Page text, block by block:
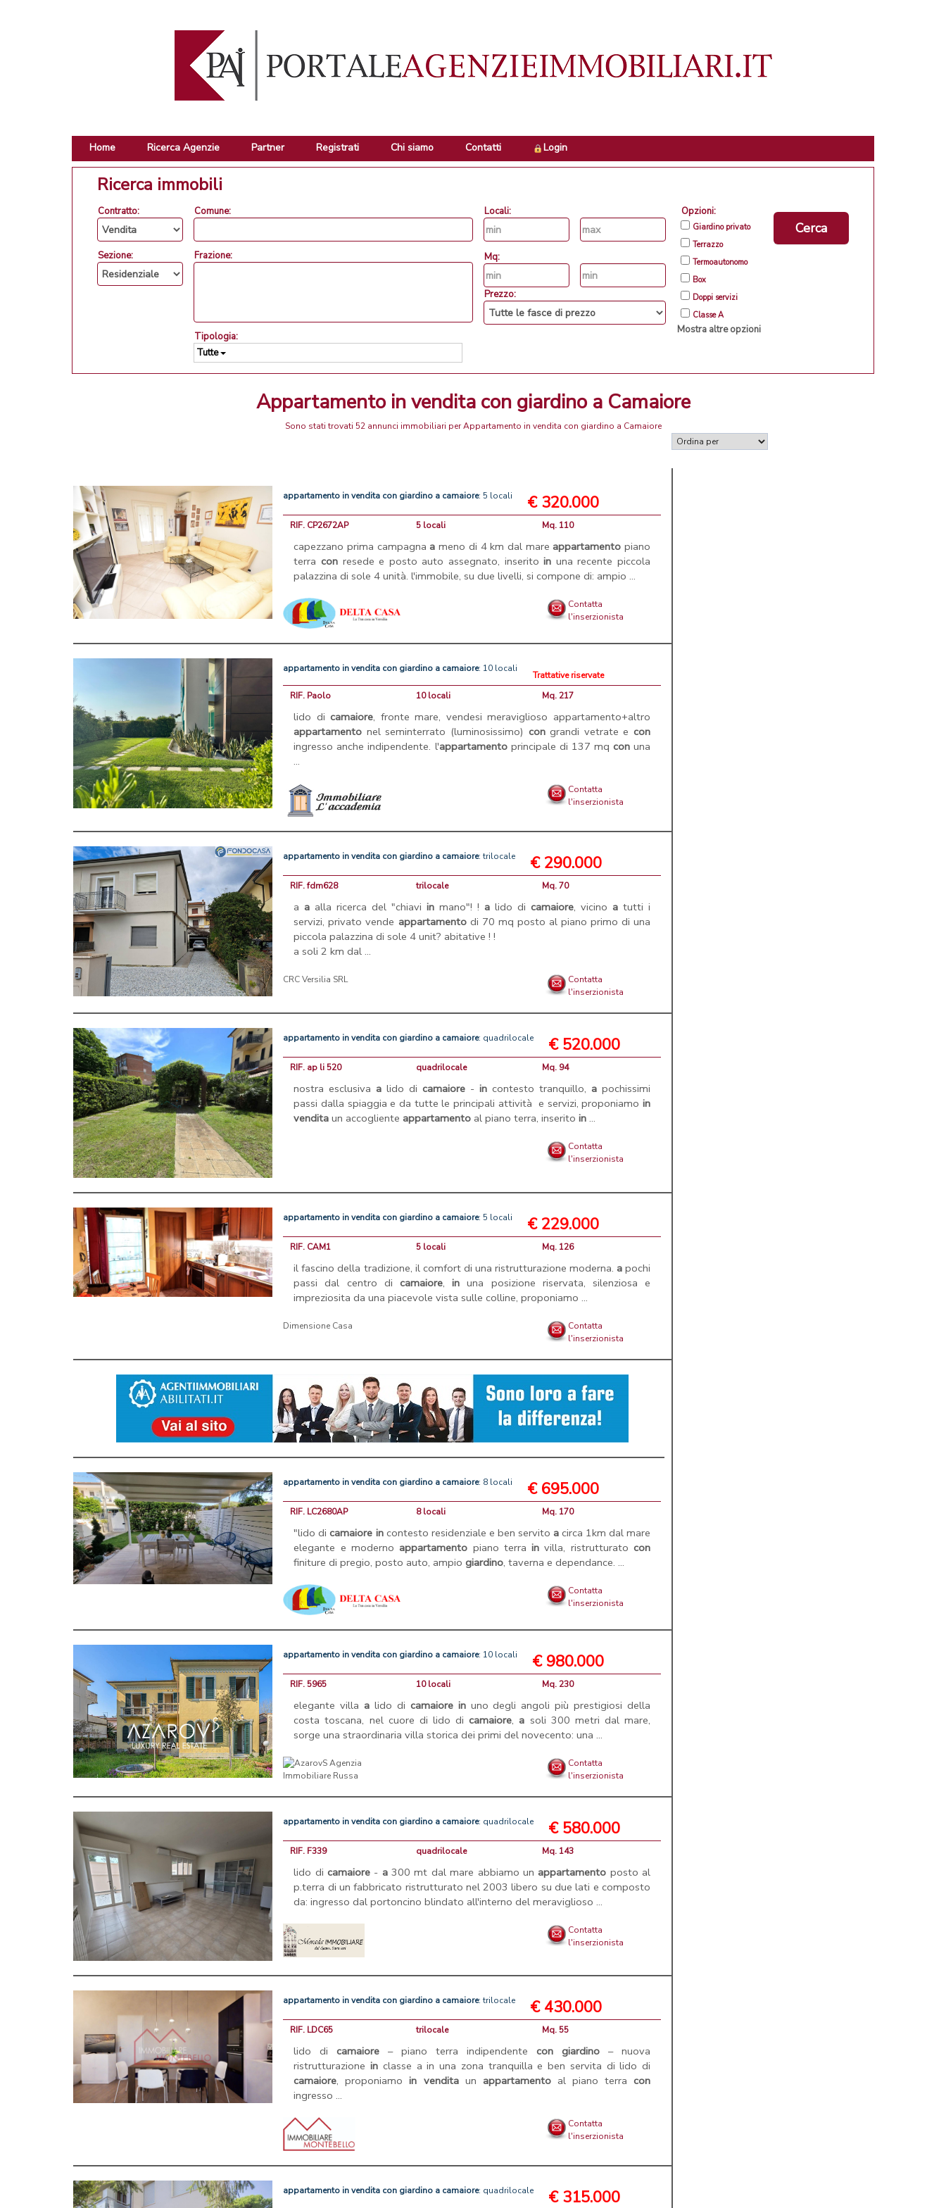
Home Ricerca Agenzie Partner Registrati Chi siamo Contatti Login
Ricerca immobili
Contratto:
Sezione:
Comune:
Frazione:
Tipologia:
Tutte
Locali:
Mq:
Prezzo:
Opzioni:
Giardino privato
Terrazzo
Termoautonomo
Box
Doppi servizi
Classe A
Mostra altre opzioni
Cerca
Appartamento in vendita con giardino a Camaiore
Sono stati trovati 52 annunci immobiliari per Appartamento in vendita con giardino a Camaiore
appartamento in vendita con giardino a camaiore: 5 locali € 320.000
RIF. CP2672AP 5 locali Mq. 110
capezzano prima campagna a meno di 4 km dal mare appartamento piano
terra conresede e posto auto assegnato, inseritoin una recente piccola
palazzina di sole 4 unità. l'immobile, su due livelli, si compone di: ampio ...
Contatta
l'inserzionista
appartamento in vendita con giardino a camaiore: 10 locali
Trattative riservate
RIF. Paolo
10 locali Mq. 217
lido dicamaiore, fronte mare, vendesi meraviglioso appartamento+altro
appartamento nel seminterrato (luminosissimo) congrandi vetrate e con
ingresso anche indipendente. l'appartamentoprincipale di 137 mq conuna
...
Contatta
l'inserzionista
appartamento in vendita con giardino a camaiore: trilocale € 290.000
RIF. fdm628 trilocale Mq. 70
a a alla ricerca del "chiaviin mano"! ! a lido dicamaiore, vicino a tutti i
servizi, privato vende appartamentodi 70 mq posto al piano primo di una
piccola palazzina di sole 4 unit? abitative ! !
a soli 2 km dal ...
CRC Versilia SRL
Contatta
l'inserzionista
appartamento in vendita con giardino a camaiore: quadrilocale € 520.000
RIF. ap li 520 quadrilocale Mq. 94
nostra esclusiva a lido dicamaiore -in contesto tranquillo, a pochissimi
passi dalla spiaggia e da tutte le principali attività e servizi, proponiamo in
vendita un accogliente appartamento al piano terra, inseritoin ...
Contatta
l'inserzionista
appartamento in vendita con giardino a camaiore: 5 locali € 229.000
RIF. CAM1 5 locali Mq. 126
il fascino della tradizione, il comfort di una ristrutturazione moderna. apochi
passi dal centro di camaiore,in una posizione riservata, silenziosa e
impreziosita da una piacevole vista sulle colline, proponiamo ...
Dimensione Casa
Contatta
l'inserzionista
appartamento in vendita con giardino a camaiore: 8 locali € 695.000
RIF. LC2680AP 8 locali Mq. 170
"lido dicamaiore incontesto residenziale e ben servito acirca 1km dal mare
elegante e moderno appartamento piano terrain villa, ristrutturato con
finiture di pregio, posto auto, ampiogiardino, taverna e dependance. ...
Contatta
l'inserzionista
appartamento in vendita con giardino a camaiore: 10 locali € 980.000
RIF. 5965 10 locali Mq. 230
elegante villa a lido di camaiore inuno degli angoli più prestigiosi della
costa toscana, nel cuore di lido dicamaiore, a soli 300 metri dal mare,
sorge una straordinaria villa storica dei primi del novecento: una ...
Contatta
l'inserzionista
appartamento in vendita con giardino a camaiore: quadrilocale € 580.000
RIF. F339 quadrilocale Mq. 143
lido dicamaiore - a300 mt dal mare abbiamo un appartamento posto al
p.terra di un fabbricato ristrutturato nel 2003 libero su due lati e composto
da: ingresso dal portoncino blindato all'interno del meraviglioso ...
Contatta
l'inserzionista
appartamento in vendita con giardino a camaiore: trilocale € 430.000
RIF. LDC65 trilocale Mq. 55
lido dicamaiore – piano terra indipendentecon giardino – nuova
ristrutturazionein classe a in una zona tranquilla e ben servita di lido di
camaiore, proponiamoin venditaun appartamentoal piano terracon
ingresso ...
Contatta
l'inserzionista
appartamento in vendita con giardino a camaiore: quadrilocale € 315.000